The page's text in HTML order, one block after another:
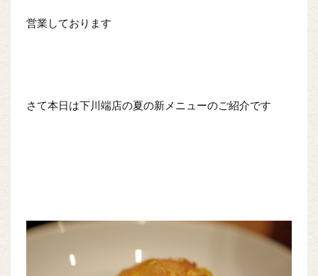
営業しております
さて本日は下川端店の夏の新メニューのご紹介です